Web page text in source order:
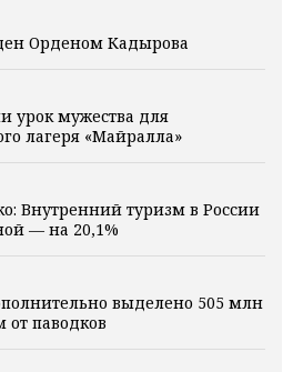
Орденом Кадырова
урок мужества для
лагеря «Майралла»
Внутренний туризм в России
— на 20,1%
выделено 505 млн
паводков